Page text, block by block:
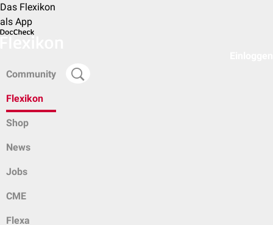
Das Flexikon
als App
Community
Flexikon
Shop
News
Jobs
CME
Flexa